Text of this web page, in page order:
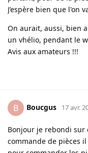
J’espère bien que l'on
On aurait, aussi, bien
un vhélio, pendant le
Avis aux amateurs !!!
B Boucgus 17 avr.
Bonjour je rebondi sur
commande de pièces